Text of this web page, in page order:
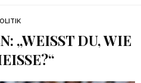
„WEISST DU, WIE IC